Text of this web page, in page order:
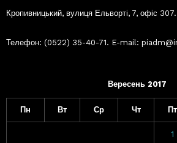
Кропивницький, вулиця Ельворті, 7, офіс 307.
Телефон: (0522) 35-40-71. E-mail:
Вересень 2017
Пн Вт Ср Чт Пт
1